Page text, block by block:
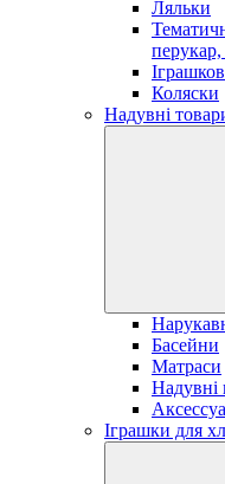
Ляльки
Коляски
Надувні
Басейни
Матраси
Надувні
Іграшки для